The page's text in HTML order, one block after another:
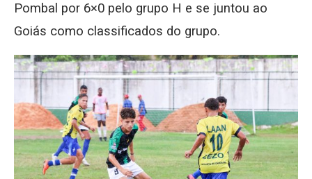
Pombal por 6×0 pelo grupo H e se juntou ao
Goiás como classificados do grupo.